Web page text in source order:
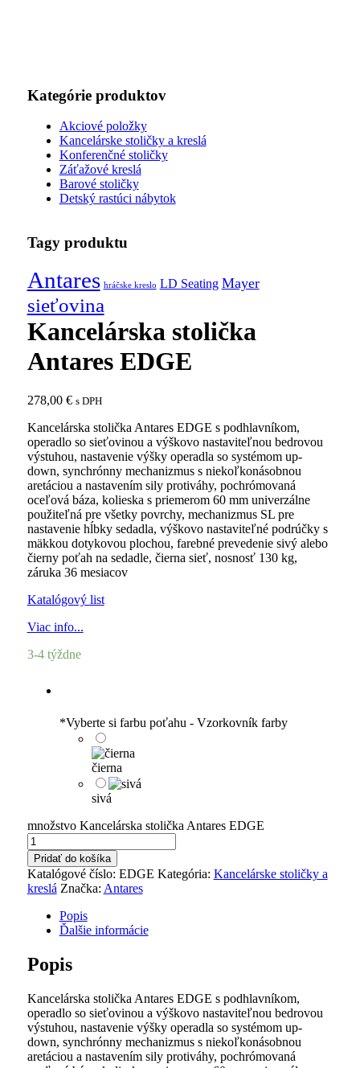
Kategórie produktov
Akciové položky
Kancelárske stoličky a kreslá
Konferenčné stoličky
Záťažové kreslá
Barové stoličky
Detský rastúci nábytok
Tagy produktu
Antares hráčske kreslo LD Seating Mayer
sieťovina
Kancelárska stolička
Antares EDGE
278,00 € s DPH
Kancelárska stolička Antares EDGE s podhlavníkom,
operadlo so sieťovinou a výškovo nastaviteľnou bedrovou
výstuhou, nastavenie výšky operadla so systémom up-
down, synchrónny mechanizmus s niekoľkonásobnou
aretáciou a nastavením sily protiváhy, pochrómovaná
oceľová báza, kolieska s priemerom 60 mm univerzálne
použiteľná pre všetky povrchy, mechanizmus SL pre
nastavenie hĺbky sedadla, výškovo nastaviteľné podrúčky s
mäkkou dotykovou plochou, farebné prevedenie sivý alebo
čierny poťah na sedadle, čierna sieť, nosnosť 130 kg,
záruka 36 mesiacov
Katalógový list
Viac info...
3-4 týždne
*Vyberte si farbu poťahu - Vzorkovník farby
čierna
sivá
množstvo Kancelárska stolička Antares EDGE
Pridať do košíka
Katalógové číslo: EDGE Kategória: Kancelárske stoličky a
kreslá Značka: Antares
Popis
Ďalšie informácie
Popis
Kancelárska stolička Antares EDGE s podhlavníkom,
operadlo so sieťovinou a výškovo nastaviteľnou bedrovou
výstuhou, nastavenie výšky operadla so systémom up-
down, synchrónny mechanizmus s niekoľkonásobnou
aretáciou a nastavením sily protiváhy, pochrómovaná